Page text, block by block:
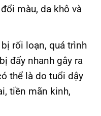
màu, da khô và
rối loạn, quá trình
đẩy nhanh gây ra
thể là do tuổi dậy
tiền mãn kinh,